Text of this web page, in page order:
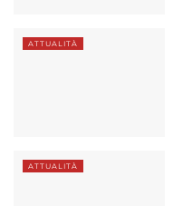
ATTUALITÀ
ATTUALITÀ